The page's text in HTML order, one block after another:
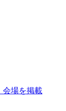
会場を掲載